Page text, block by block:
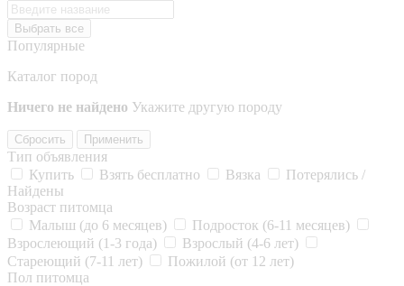
Выбрать все
Популярные
Каталог пород
Ничего не найдено Укажите другую породу
Сбросить Применить
Тип объявления
Купить
Взять бесплатно Вязка
Потерялись /
Найдены
Возраст питомца
Малыш (до 6 месяцев)
Подросток (6-11 месяцев)
Взрослеющий (1-3 года)
Взрослый (4-6 лет)
Стареющий (7-11 лет)
Пожилой (от 12 лет)
Пол питомца